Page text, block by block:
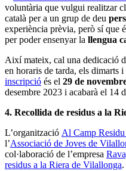
voluntària que vulgui realitzar
català per a un grup de deu
experiència prèvia, però sí que
per poder ensenyar la llengua
Així mateix, cal una dedicació
en horaris de tarda, els dimarts
inscripció és el 29 de
desembre 2023 i acabarà el 14
4. Recollida de residus a la
L’organització Al Camp
l’Associació de Joves de
col·laboració de l’empresa
residus a la Riera de Vilallonga.